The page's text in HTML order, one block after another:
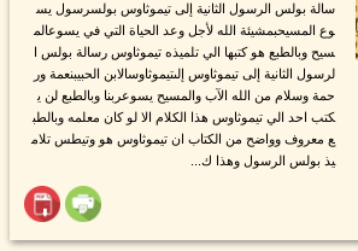
سالة بولس الرسول الثانية إلى تيموثاوس بولسرسول يس
وع المسيحبمشيئة الله لأجل وعد الحياة التي في يسوعالم
سيح وبالطبع هو كتبها الي تلميذه تيموثاوس رسالة بولس ا
لرسول الثانية إلى تيموثاوس إلىتيموثاوسالابن الحبيبنعمة ور
حمة وسلام من الله الآب والمسيح يسوعربنا وبالطبع لن ي
كتب احد الي تيموثاوس هذا الكلام الا لو كان معلمه وبالطب
ع معروف وواضح من الكتاب ان تيموثاوس هو وتيطس تلام
يذ بولس الرسول وهذا ك...